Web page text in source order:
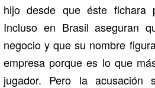
hijo desde que éste fichara
Incluso en Brasil aseguran
negocio y que su nombre
empresa porque es lo que
jugador. Pero la acusación